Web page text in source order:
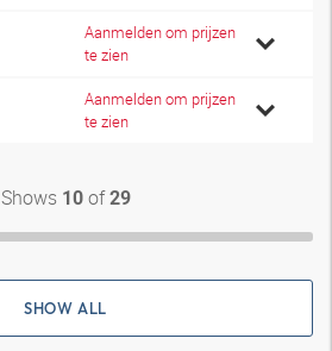
Aanmelden om prijzen
te zien
Aanmelden om prijzen
te zien
Shows 10of29
SHOW ALL